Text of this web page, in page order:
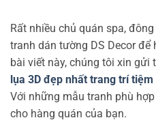
Rất nhiều chủ quán spa,
tranh dán tường DS Decor để
bài viết này, chúng tôi xin gửi
lụa 3D đẹp nhất trang trí
Với những mẫu tranh phù
cho hàng quán của bạn.